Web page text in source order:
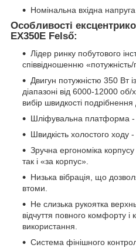
Номінальна вхідна
Особливості
EX350E Felső:
Лідер ринку побутового ін
співвідношенню «потужність/
Двигун потужністю 350 Вт
діапазоні від 6000-12000 об/
вибір швидкості подрібнення
Шліфувальна платформа
Швидкість холостого ходу
Зручна ергономіка
так і «за корпус».
Низька вібрація, що
втоми.
Не слизька рукоятка
відчуття повного комфорту і
використання.
Система фінішного